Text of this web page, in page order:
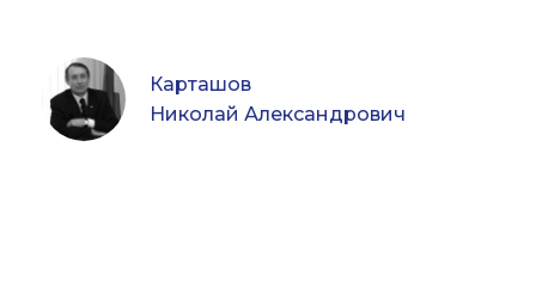
Карташов
Николай Александрович